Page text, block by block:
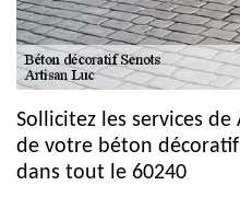
Sollicitez les services
de votre béton
dans tout le 60240